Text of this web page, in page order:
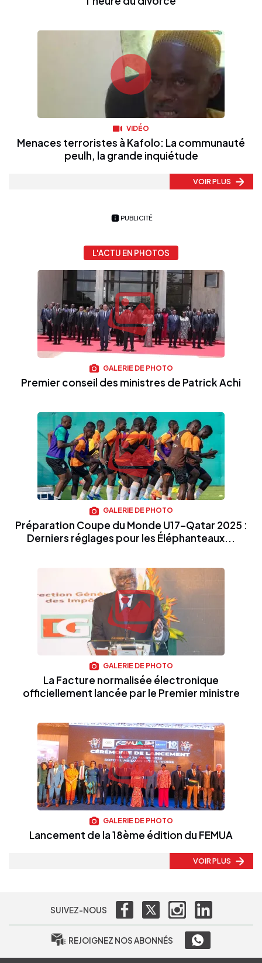
VIDÉO
Menaces terroristes à Kafolo: La communauté
peulh, la grande inquiétude
VOIR PLUS
PUBLICITÉ
L'ACTU EN PHOTOS
GALERIE DE PHOTO
Premier conseil des ministres de Patrick Achi
GALERIE DE PHOTO
Préparation Coupe du Monde U17–Qatar 2025 :
Derniers réglages pour les Éléphanteaux...
GALERIE DE PHOTO
La Facture normalisée électronique
officiellement lancée par le Premier ministre
GALERIE DE PHOTO
Lancement de la 18ème édition du FEMUA
VOIR PLUS
SUIVEZ-NOUS
REJOIGNEZ NOS ABONNÉS